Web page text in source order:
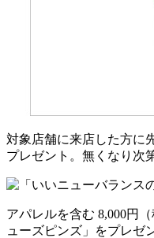
対象店舗に来店した方に
プレゼント。無くなり次
アパレルを含む 8,000円
ューズピンズ」をプレゼ